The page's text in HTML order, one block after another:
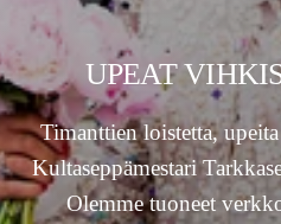
UPEAT
Timanttien loistetta,
Kultaseppämestari
Olemme tuoneet